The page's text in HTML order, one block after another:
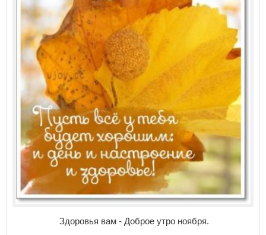
Здоровья вам - Доброе утро ноября.